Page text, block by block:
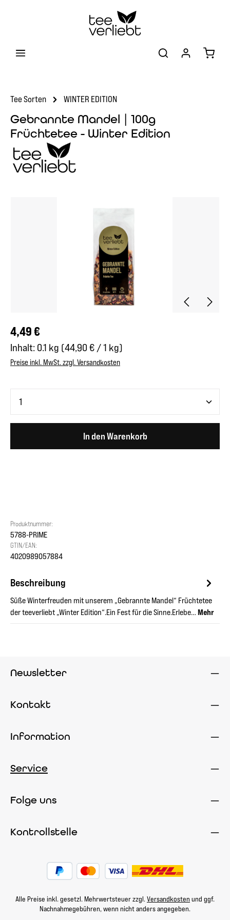
Tee Sorten WINTER EDITION
Gebrannte Mandel | 100g
Früchtetee - Winter Edition
Regulärer Preis:
4,49 €
Inhalt: 0.1 kg (44,90 € / 1 kg)
Preise inkl. MwSt. zzgl. Versandkosten
In den Warenkorb
Produktnummer:
5788-PRIME
GTIN/EAN:
4020989057884
Beschreibung
Süße Winterfreuden mit unserem „Gebrannte Mandel“ Früchtetee
der teeverliebt „Winter Edition“.Ein Fest für die Sinne.Erlebe… Mehr
Newsletter
Kontakt
Information
Service
Folge uns
Kontrollstelle
Alle Preise inkl. gesetzl. Mehrwertsteuer zzgl. Versandkosten und ggf.
Nachnahmegebühren, wenn nicht anders angegeben.